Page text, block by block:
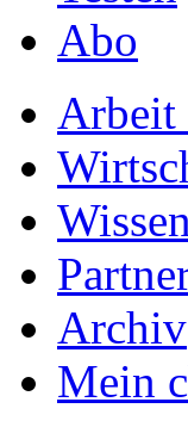
Abo
Arbeit
Archiv
Mein